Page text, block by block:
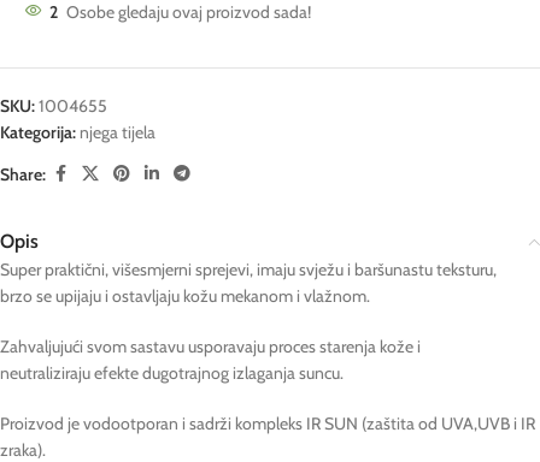
2 Osobe gledaju ovaj proizvod sada!
SKU:1004655
Kategorija: njega tijela
Share:
Opis
Super praktični, višesmjerni sprejevi, imaju svježu i baršunastu teksturu,
brzo se upijaju i ostavljaju kožu mekanom i vlažnom.
Zahvaljujući svom sastavu usporavaju proces starenja kože i
neutraliziraju efekte dugotrajnog izlaganja suncu.
Proizvod je vodootporan i sadrži kompleks IR SUN (zaštita od UVA,UVB i IR
zraka).